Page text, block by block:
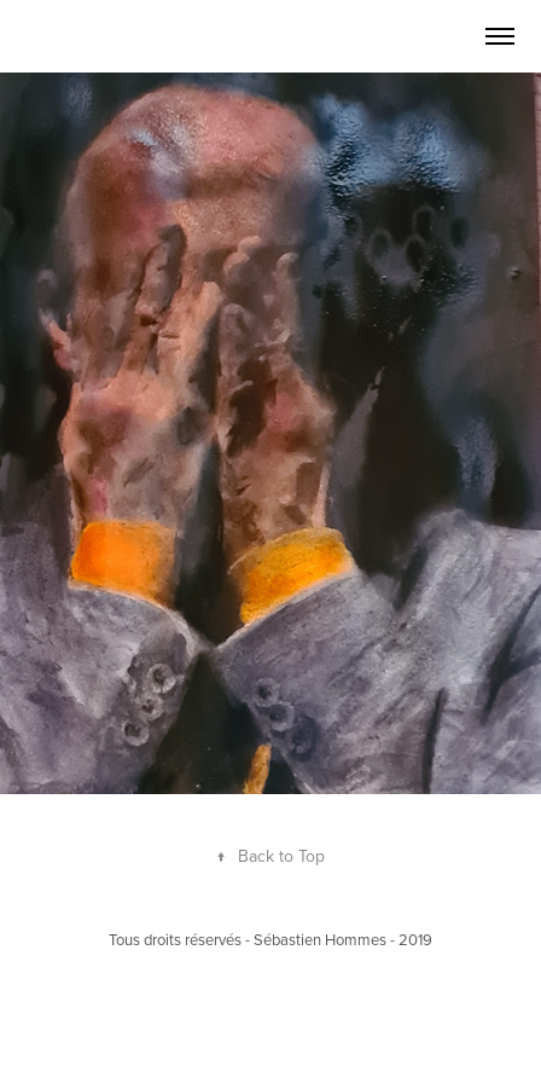
↑ Back to Top
Tous droits réservés - Sébastien Hommes - 2019